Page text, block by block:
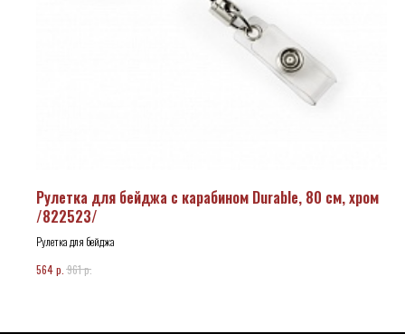
Рулетка для бейджа с карабином Durable, 80 см, хром
/822523/
Рулетка для бейджа
564р. 961р.